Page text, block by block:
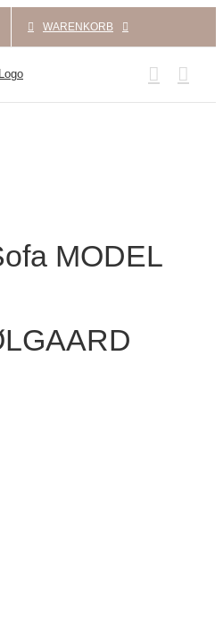
WARENKORB
MODEL